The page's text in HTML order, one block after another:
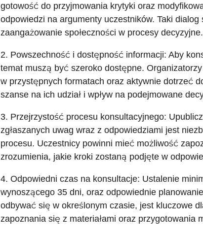
gotowość do przyjmowania krytyki oraz
odpowiedzi na argumenty uczestników. Taki
zaangażowanie społeczności w procesy decyzyjne.
2. Powszechność i dostępność informacji: Aby
temat muszą być szeroko dostępne.
w przystępnych formatach oraz aktywnie dotrzeć
szanse na ich udział i wpływ na podejmowane
3. Przejrzystość procesu konsultacyjnego:
zgłaszanych uwag wraz z odpowiedziami jest
procesu. Uczestnicy powinni mieć możliwość
zrozumienia, jakie kroki zostaną podjęte w
4. Odpowiedni czas na konsultacje: Ustalenie
wynoszącego 35 dni, oraz odpowiednie
odbywać się w określonym czasie, jest kluczowe
zapoznania się z materiałami oraz przygotowania